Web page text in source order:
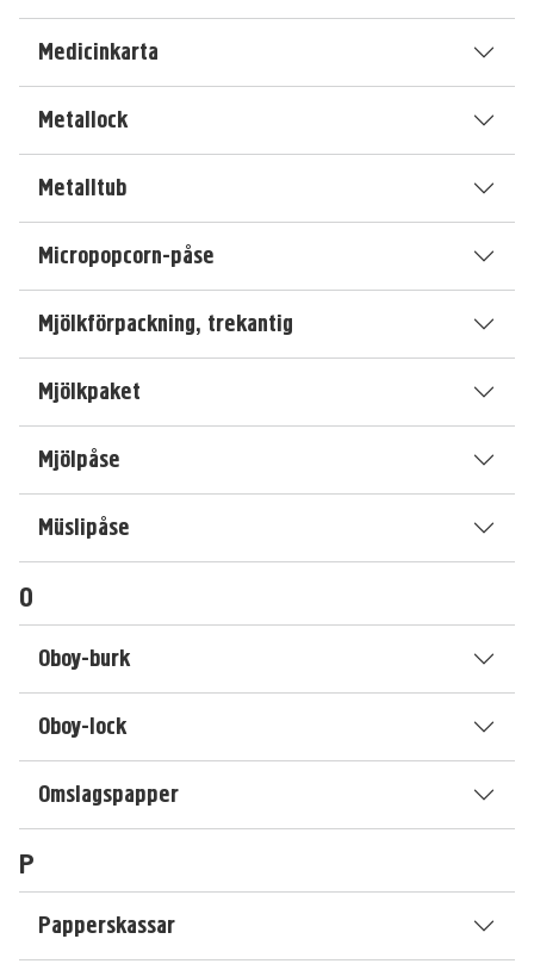
Medicinkarta
Metallock
Metalltub
Micropopcorn-påse
Mjölkförpackning, trekantig
Mjölkpaket
Mjölpåse
Müslipåse
O
Oboy-burk
Oboy-lock
Omslagspapper
P
Papperskassar